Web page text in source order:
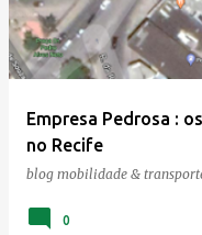
Empresa Pedrosa :
no Recife
blog mobilidade &
0